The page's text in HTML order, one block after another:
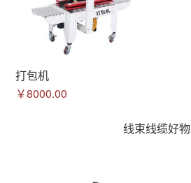
打包机
￥8000.00
线束线缆好物